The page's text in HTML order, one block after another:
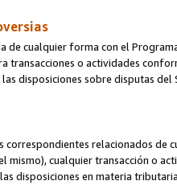
de cualquier forma con el
transacciones o actividades
disposiciones sobre disputas
correspondientes relacionados de
mismo), cualquier transacción o
disposiciones en materia